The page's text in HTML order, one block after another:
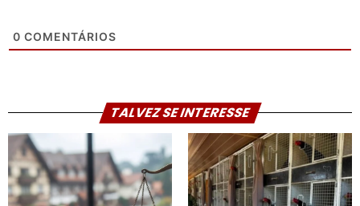
0 COMENTÁRIOS
TALVEZ SE INTERESSE